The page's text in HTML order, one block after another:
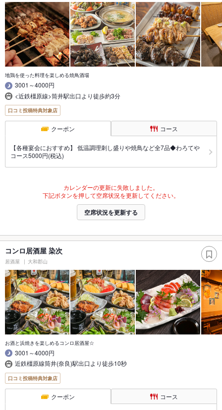
地鶏を使った料理を楽しめる焼鳥酒場
3001～4000円
<近鉄橿原線>筒井駅出口より徒歩約3分
口コミ投稿特典対象店
クーポン コース
【各種宴会におすすめ】 低温調理刺し盛りや焼鳥など全7品◆わろてや
コース5000円(税込)
カレンダーの更新に失敗しました。
下記ボタンを押して空席状況を更新してください。
空席状況を更新する
コンロ居酒屋 染次
居酒屋 大和郡山
お酒と浜焼きを楽しめるコンロ居酒屋☆
3001～4000円
近鉄橿原線筒井(奈良)駅出口より徒歩10秒
口コミ投稿特典対象店
クーポン コース